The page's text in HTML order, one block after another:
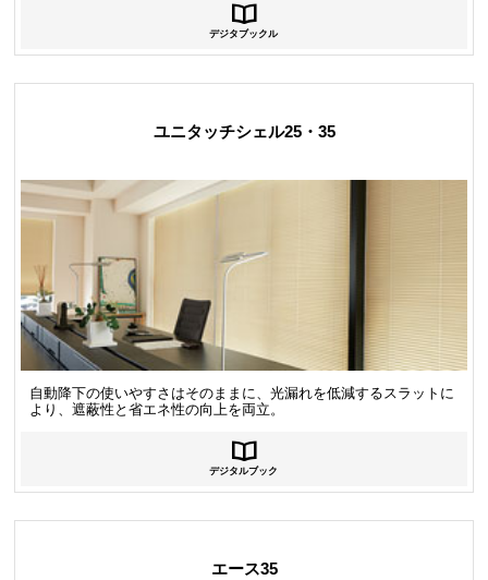
デジタブックル
ユニタッチシェル25・35
自動降下の使いやすさはそのままに、光漏れを低減するスラットに
より、遮蔽性と省エネ性の向上を両立。
デジタルブック
エース35